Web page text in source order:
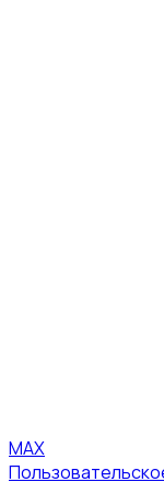
MAX